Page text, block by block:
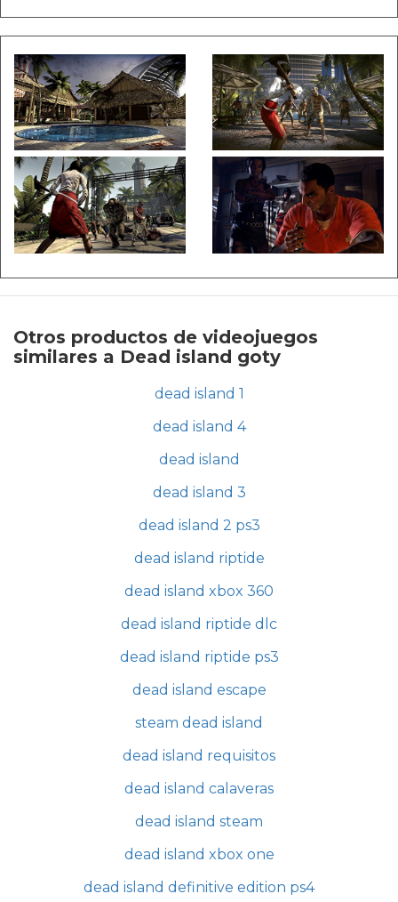
Otros productos de videojuegos
similares a Dead island goty
dead island 1
dead island 4
dead island
dead island 3
dead island 2 ps3
dead island riptide
dead island xbox 360
dead island riptide dlc
dead island riptide ps3
dead island escape
steam dead island
dead island requisitos
dead island calaveras
dead island steam
dead island xbox one
dead island definitive edition ps4